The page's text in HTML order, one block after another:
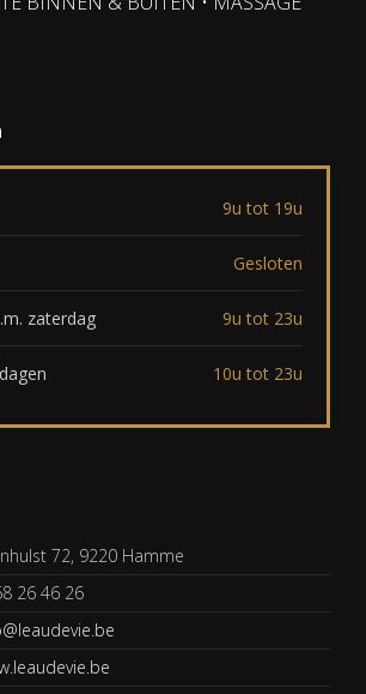
9u tot 19u
Gesloten
zaterdag 9u tot 23u
10u tot 23u
72, 9220 Hamme
26 46 26